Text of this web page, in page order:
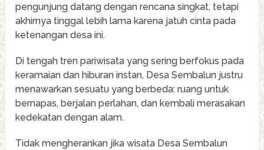
pengunjung datang dengan rencana singkat, tetapi
akhirnya tinggal lebih lama karena jatuh cinta pada
ketenangan desa ini.
Di tengah tren pariwisata yang sering berfokus pada
keramaian dan hiburan instan, Desa Sembalun justru
menawarkan sesuatu yang berbeda: ruang untuk
bernapas, berjalan perlahan, dan kembali merasakan
kedekatan dengan alam.
Tidak mengherankan jika wisata Desa Sembalun